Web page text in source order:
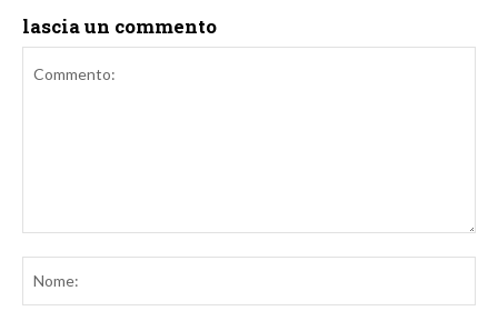
lascia un commento